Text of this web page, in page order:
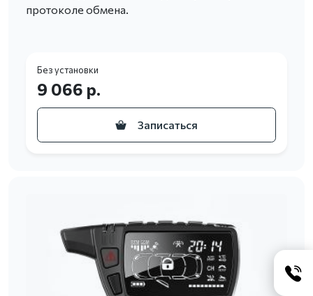
протоколе обмена.
Без установки
9 066 р.
Записаться